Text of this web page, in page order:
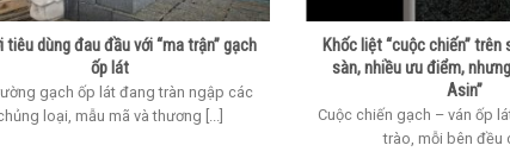
tiêu dùng đau đầu với “ma trận” gạch
ốp lát
gạch ốp lát đang tràn ngập các
loại, mẫu mã và thương [...]
Khốc liệt “cuộc chiến” trên
sàn, nhiều ưu điểm,
Asin”
Cuộc chiến gạch – ván ốp
trào, mỗi bên đều